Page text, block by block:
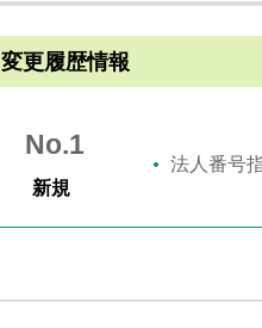
変更履歴情報
No.1
新規
法人番号